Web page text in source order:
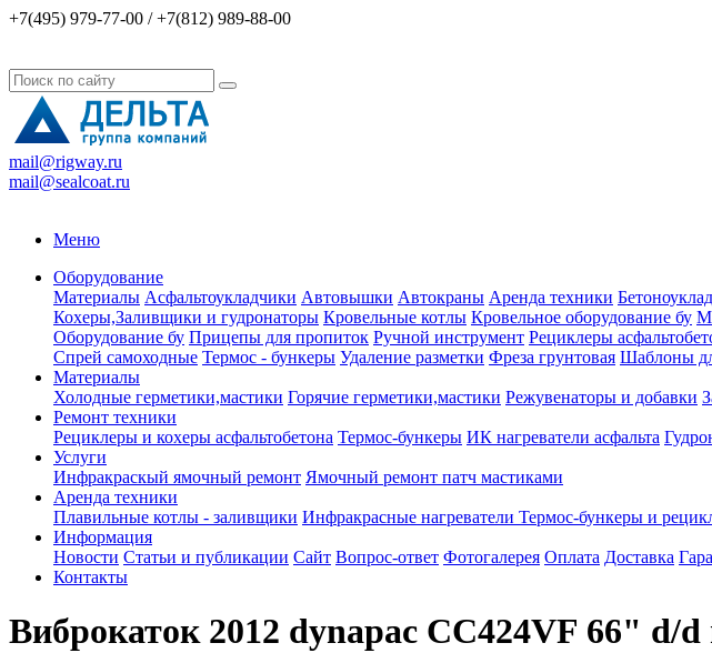
+7(495) 979-77-00 / +7(812) 989-88-00
mail@rigway.ru
mail@sealcoat.ru
Меню
Оборудование
Материалы Асфальтоукладчики Автовышки Автокраны Аренда техники
Кохеры,Заливщики и гудронаторы Кровельные котлы Кровельное оборудование бу
Оборудование бу Прицепы для пропиток Ручной инструмент Рециклеры
Спрей самоходные Термос - бункеры Удаление разметки Фреза грунтовая Шаблоны
Материалы
Холодные герметики,мастики Горячие герметики,мастики Режувенаторы и добавки
Ремонт техники
Рециклеры и кохеры асфальтобетона Термос-бункеры ИК нагреватели асфальта
Услуги
Инфракраскый ямочный ремонт Ямочный ремонт патч мастиками
Аренда техники
Плавильные котлы - заливщики Инфракрасные нагреватели Термос-бункеры и
Информация
Новости Статьи и публикации Сайт Вопрос-ответ Фотогалерея Оплата Доставка
Контакты
Виброкаток 2012 dynapac CC424VF 66" d/